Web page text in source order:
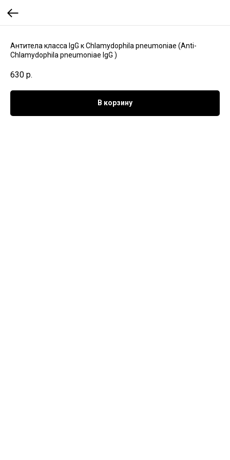
Aнтитела класса IgG к Chlamydophila pneumoniae (Anti-
Chlamydophila pneumoniae IgG )
630 р.
В корзину